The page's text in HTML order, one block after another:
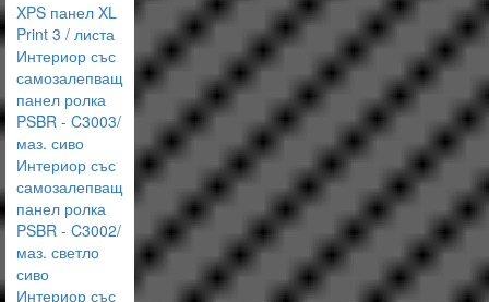
XPS панел XL
Print 3 / листа
Интериор със
самозалепващ
панел ролка
PSBR - C3003/
маз. сиво
Интериор със
самозалепващ
панел ролка
PSBR - C3002/
маз. светло
сиво
Интериор със